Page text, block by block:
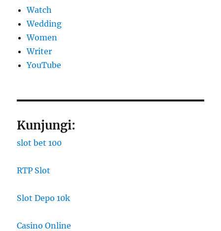
Watch
Wedding
Women
Writer
YouTube
Kunjungi:
slot bet 100
RTP Slot
Slot Depo 10k
Casino Online